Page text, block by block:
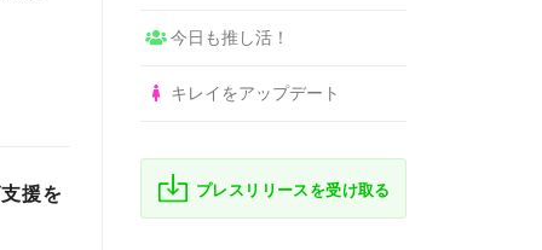
援を
今日も推し活！
キレイをアップデート
プレスリリースを受け取る